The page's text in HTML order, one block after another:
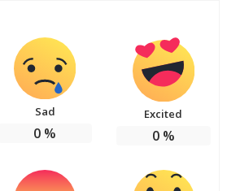
Sad
0 %
Excited
0%